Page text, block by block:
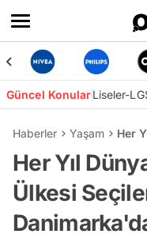
Güncel KonularLiseler-
Haberler Yaşam Her
Her Yıl
Ülkesi